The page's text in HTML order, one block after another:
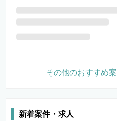
その他のおすすめ
新着案件・求人